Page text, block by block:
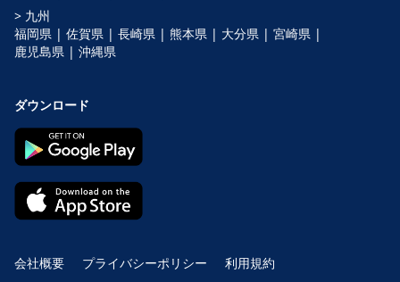
> 九州
福岡県 | 佐賀県 | 長崎県 | 熊本県 | 大分県 | 宮崎県 |
鹿児島県 | 沖縄県
ダウンロード
会社概要 プライバシーポリシー 利用規約